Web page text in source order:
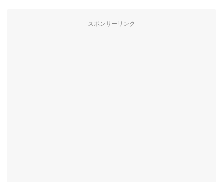
スポンサーリンク